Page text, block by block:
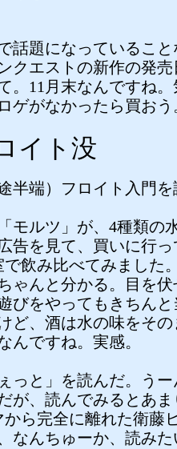
話題になっていること
クエストの新作の発
。11月末なんですね
ゲがなかったら買おう
イト没
半端）フロイト入門
モルツ」が、4種類の
告を見て、買いに行
飲み比べてみました
ゃんと分かる。目を
びをやってもきちん
ど、酒は水の味をそ
んですね。実感。
っと」を読んだ。う
が、読んでみるとあ
ら完全に離れた衛藤
なんちゅーか、読み